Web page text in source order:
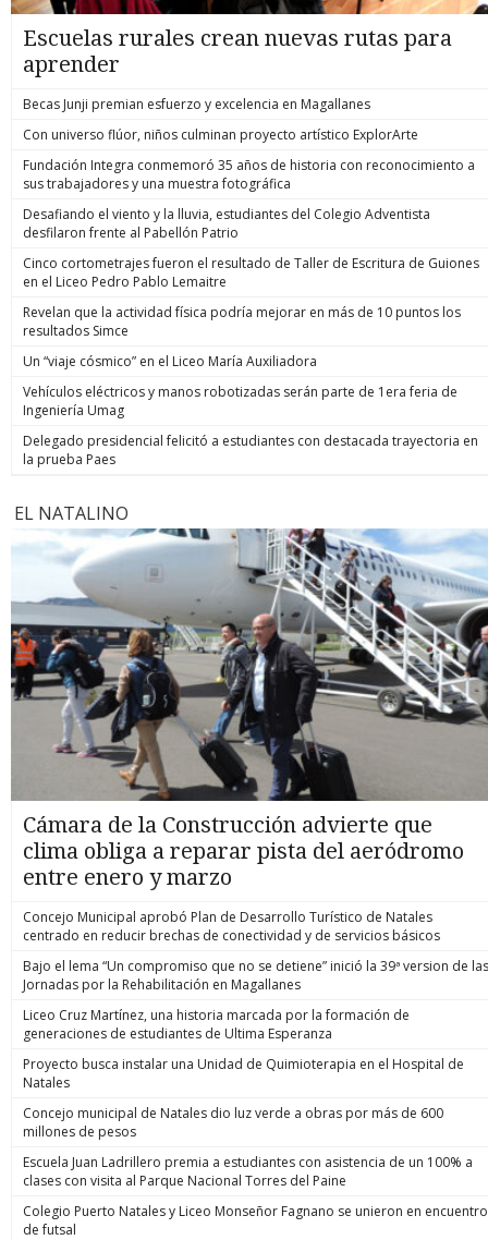
Escuelas rurales crean nuevas rutas para
aprender
Becas Junji premian esfuerzo y excelencia en Magallanes
Con universo flúor, niños culminan proyecto artístico ExplorArte
Fundación Integra conmemoró 35 años de historia con reconocimiento a
sus trabajadores y una muestra fotográfica
Desafiando el viento y la lluvia, estudiantes del Colegio Adventista
desfilaron frente al Pabellón Patrio
Cinco cortometrajes fueron el resultado de Taller de Escritura de Guiones
en el Liceo Pedro Pablo Lemaitre
Revelan que la actividad física podría mejorar en más de 10 puntos los
resultados Simce
Un “viaje cósmico” en el Liceo María Auxiliadora
Vehículos eléctricos y manos robotizadas serán parte de 1era feria de
Ingeniería Umag
Delegado presidencial felicitó a estudiantes con destacada trayectoria en
la prueba Paes
EL NATALINO
Cámara de la Construcción advierte que
clima obliga a reparar pista del aeródromo
entre enero y marzo
Concejo Municipal aprobó Plan de Desarrollo Turístico de Natales
centrado en reducir brechas de conectividad y de servicios básicos
Bajo el lema “Un compromiso que no se detiene” inició la 39ª version de las
Jornadas por la Rehabilitación en Magallanes
Liceo Cruz Martínez, una historia marcada por la formación de
generaciones de estudiantes de Ultima Esperanza
Proyecto busca instalar una Unidad de Quimioterapia en el Hospital de
Natales
Concejo municipal de Natales dio luz verde a obras por más de 600
millones de pesos
Escuela Juan Ladrillero premia a estudiantes con asistencia de un 100% a
clases con visita al Parque Nacional Torres del Paine
Colegio Puerto Natales y Liceo Monseñor Fagnano se unieron en encuentro
de futsal